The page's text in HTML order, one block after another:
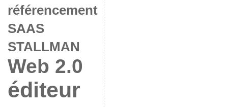
référencement
SAAS
STALLMAN
Web 2.0
éditeur